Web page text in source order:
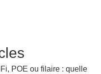
POE ou filaire : quelle